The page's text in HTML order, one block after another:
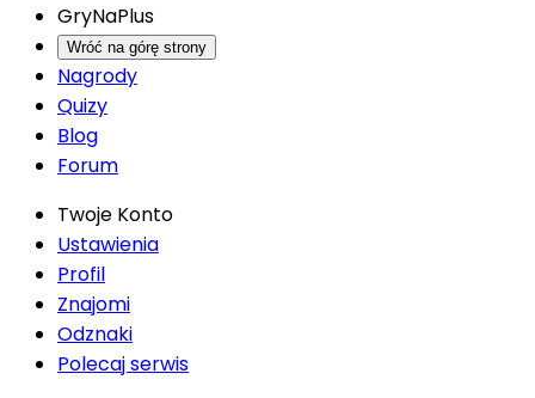
GryNaPlus
Wróć na górę strony
Nagrody
Quizy
Blog
Forum
Twoje Konto
Ustawienia
Profil
Znajomi
Odznaki
Polecaj serwis